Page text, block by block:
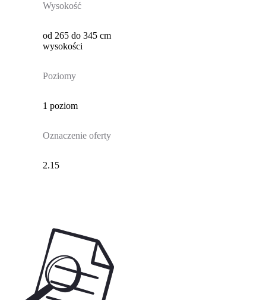
Wysokość
od 265 do 345 cm
wysokości
Poziomy
1 poziom
Oznaczenie oferty
2.15